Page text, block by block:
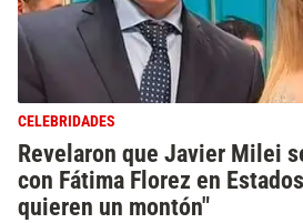
CELEBRIDADES
Revelaron que Javier Milei
con Fátima Florez en
quieren un montón"